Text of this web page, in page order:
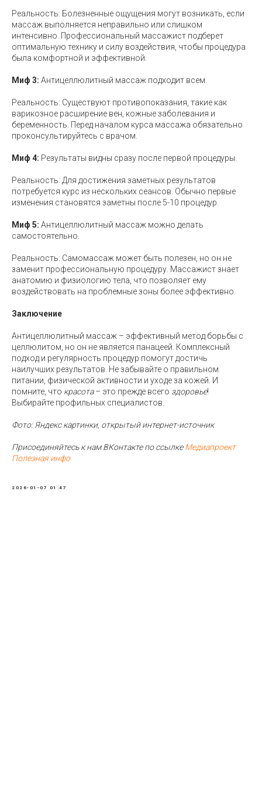
Реальность: Болезненные ощущения могут возникать, если
массаж выполняется неправильно или слишком
интенсивно. Профессиональный массажист подберет
оптимальную технику и силу воздействия, чтобы процедура
была комфортной и эффективной.
Миф 3: Антицеллюлитный массаж подходит всем.
Реальность: Существуют противопоказания, такие как
варикозное расширение вен, кожные заболевания и
беременность. Перед началом курса массажа обязательно
проконсультируйтесь с врачом.
Миф 4: Результаты видны сразу после первой процедуры.
Реальность: Для достижения заметных результатов
потребуется курс из нескольких сеансов. Обычно первые
изменения становятся заметны после 5-10 процедур.
Миф 5: Антицеллюлитный массаж можно делать
самостоятельно.
Реальность: Самомассаж может быть полезен, но он не
заменит профессиональную процедуру. Массажист знает
анатомию и физиологию тела, что позволяет ему
воздействовать на проблемные зоны более эффективно.
Заключение
Антицеллюлитный массаж – эффективный метод борьбы с
целлюлитом, но он не является панацеей. Комплексный
подход и регулярность процедур помогут достичь
наилучших результатов. Не забывайте о правильном
питании, физической активности и уходе за кожей. И
помните, что красота– это прежде всего здоровье!
Выбирайте профильных специалистов.
Фото: Яндекс картинки, открытый интернет-источник
Присоединяйтесь к нам ВКонтакте по ссылкеМедиапроект
Полезная инфо
2026-01-07 01:47